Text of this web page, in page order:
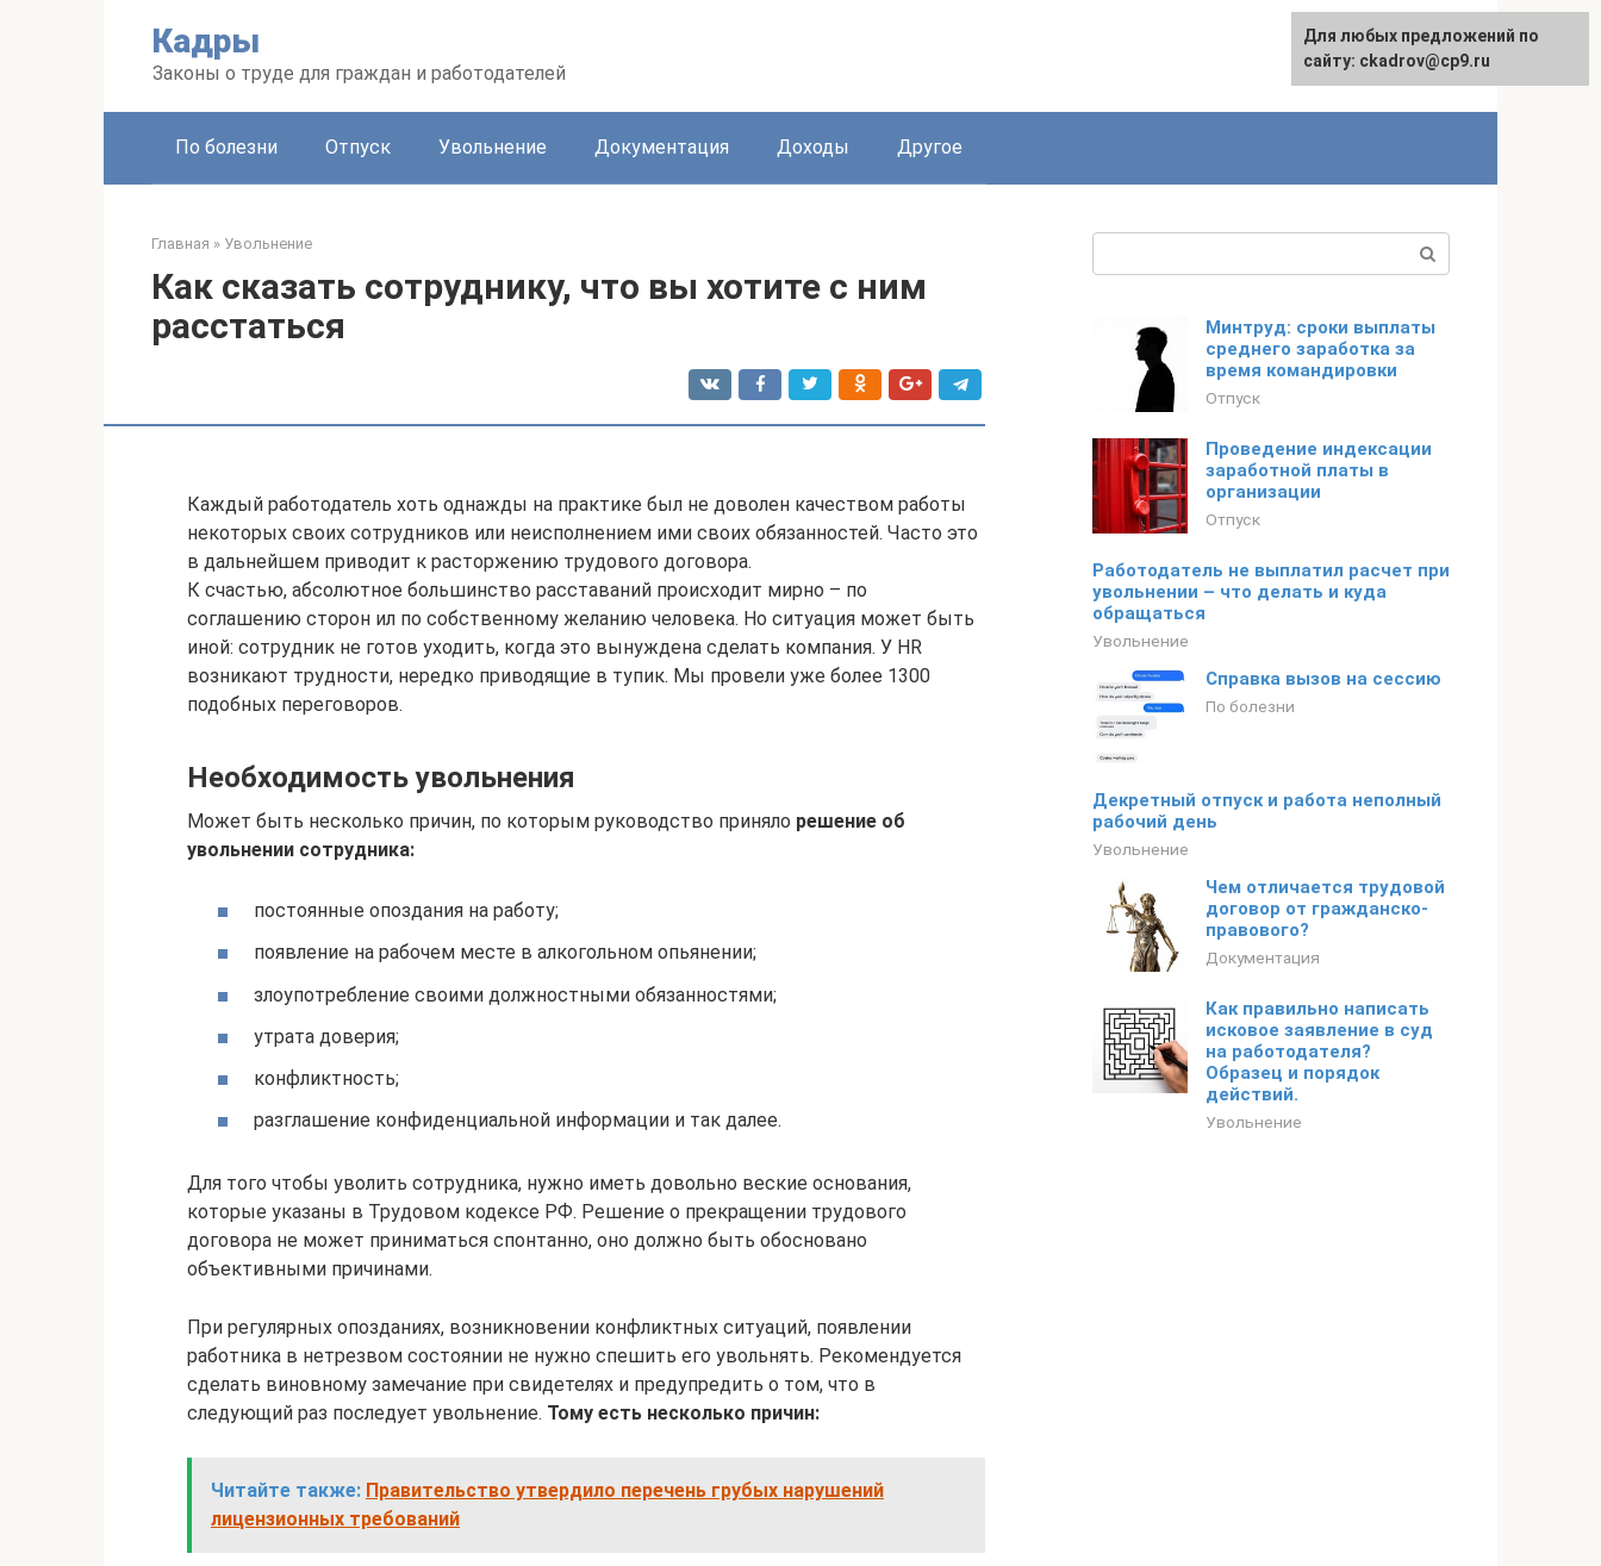
Кадры
Законы о труде для граждан и работодателей
По болезни Отпуск Увольнение Документация Доходы Другое
Главная » Увольнение
Как сказать сотруднику, что вы хотите с ним
расстаться
Каждый работодатель хоть однажды на практике был не доволен качеством работы
некоторых своих сотрудников или неисполнением ими своих обязанностей. Часто это
в дальнейшем приводит к расторжению трудового договора.
К счастью, абсолютное большинство расставаний происходит мирно – по
соглашению сторон ил по собственному желанию человека. Но ситуация может быть
иной: сотрудник не готов уходить, когда это вынуждена сделать компания. У HR
возникают трудности, нередко приводящие в тупик. Мы провели уже более 1300
подобных переговоров.
Необходимость увольнения
Может быть несколько причин, по которым руководство приняло решение об
увольнении сотрудника:
постоянные опоздания на работу;
появление на рабочем месте в алкогольном опьянении;
злоупотребление своими должностными обязанностями;
утрата доверия;
конфликтность;
разглашение конфиденциальной информации и так далее.
Для того чтобы уволить сотрудника, нужно иметь довольно веские основания,
которые указаны в Трудовом кодексе РФ. Решение о прекращении трудового
договора не может приниматься спонтанно, оно должно быть обосновано
объективными причинами.
При регулярных опозданиях, возникновении конфликтных ситуаций, появлении
работника в нетрезвом состоянии не нужно спешить его увольнять. Рекомендуется
сделать виновному замечание при свидетелях и предупредить о том, что в
следующий раз последует увольнение. Тому есть несколько причин:
Читайте также: Правительство утвердило перечень грубых нарушений
лицензионных требований
Минтруд: сроки выплаты
среднего заработка за
время командировки
Отпуск
Проведение индексации
заработной платы в
организации
Отпуск
Работодатель не выплатил расчет при
увольнении – что делать и куда
обращаться
Увольнение
Справка вызов на сессию
По болезни
Декретный отпуск и работа неполный
рабочий день
Увольнение
Чем отличается трудовой
договор от гражданско-
правового?
Документация
Как правильно написать
исковое заявление в суд
на работодателя?
Образец и порядок
действий.
Увольнение
Для любых предложений по
сайту: ckadrov@cp9.ru